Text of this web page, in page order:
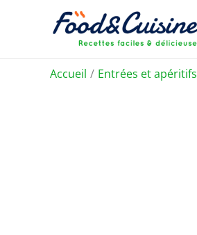
Accueil Entrées et apéritifs